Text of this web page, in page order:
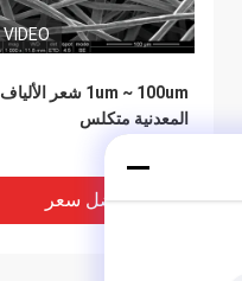
VIDEO
1um ~ 100um شعر الألياف
المعدنية متكلس
افضل سعر